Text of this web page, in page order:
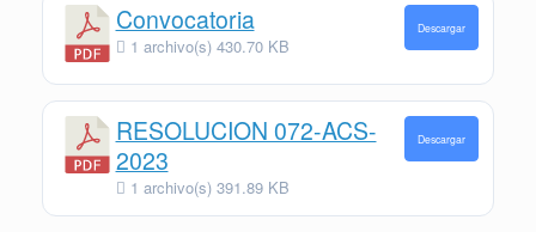
Convocatoria
1 archivo(s) 430.70 KB
Descargar
RESOLUCION 072-ACS-
2023
1 archivo(s) 391.89 KB
Descargar